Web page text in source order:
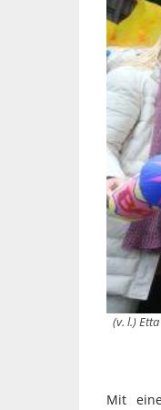
(v. l.)
Mit